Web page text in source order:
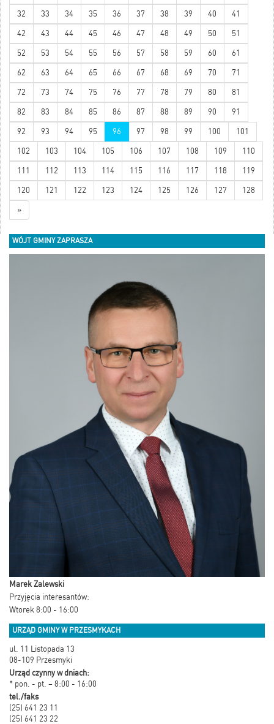
32 33 34 35 36 37 38 39 40 41
42 43 44 45 46 47 48 49 50 51
52 53 54 55 56 57 58 59 60 61
62 63 64 65 66 67 68 69 70 71
72 73 74 75 76 77 78 79 80 81
82 83 84 85 86 87 88 89 90 91
92 93 94 95 96 97 98 99 100 101
102 103 104 105 106 107 108 109 110
111 112 113 114 115 116 117 118 119
120 121 122 123 124 125 126 127 128
»
WÓJT GMINY ZAPRASZA
Marek Zalewski
Przyjęcia interesantów:
Wtorek 8:00 - 16:00
URZĄD GMINY W PRZESMYKACH
ul. 11 Listopada 13
08-109 Przesmyki
Urząd czynny w dniach:
* pon. - pt. – 8:00 - 16:00
tel./faks
(25) 641 23 11
(25) 641 23 22